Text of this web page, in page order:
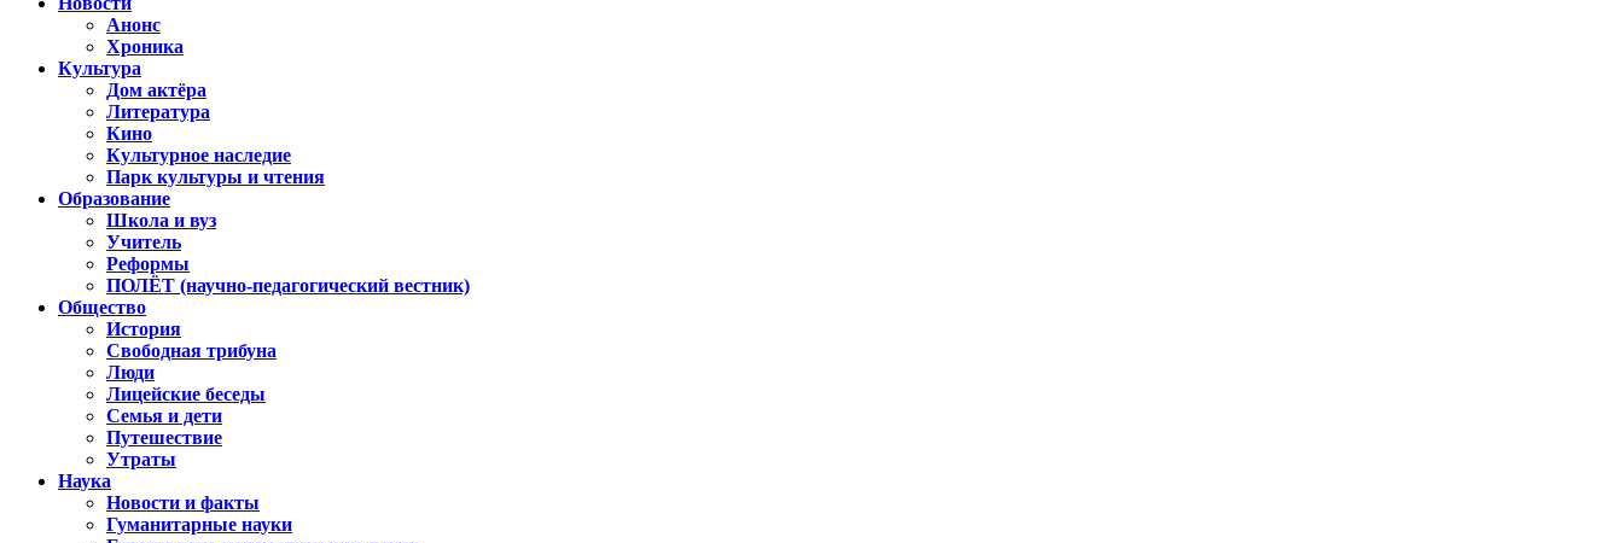
Анонс
Хроника
Культура
Дом актёра
Литература
Кино
Культурное наследие
Парк культуры и чтения
Образование
Школа и вуз
Учитель
Реформы
ПОЛЁТ (научно-педагогический вестник)
Общество
История
Свободная трибуна
Люди
Лицейские беседы
Семья и дети
Путешествие
Утраты
Наука
Новости и факты
Гуманитарные науки